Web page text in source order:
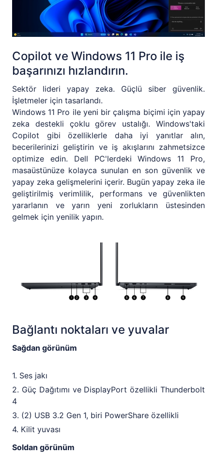
Copilot ve Windows 11 Pro ile iş
başarınızı hızlandırın.
Sektör lideri yapay zeka. Güçlü siber güvenlik.
İşletmeler için tasarlandı.
Windows 11 Pro ile yeni bir çalışma biçimi için yapay
zeka destekli çoklu görev ustalığı. Windows'taki
Copilot gibi özelliklerle daha iyi yanıtlar alın,
becerilerinizi geliştirin ve iş akışlarını zahmetsizce
optimize edin. Dell PC'lerdeki Windows 11 Pro,
masaüstünüze kolayca sunulan en son güvenlik ve
yapay zeka gelişmelerini içerir. Bugün yapay zeka ile
geliştirilmiş verimlilik, performans ve güvenlikten
yararlanın ve yarın yeni zorlukların üstesinden
gelmek için yenilik yapın.
Bağlantı noktaları ve yuvalar
Sağdan görünüm
1. Ses jakı
2. Güç Dağıtımı ve DisplayPort özellikli Thunderbolt
4
3. (2) USB 3.2 Gen 1, biri PowerShare özellikli
4. Kilit yuvası
Soldan görünüm